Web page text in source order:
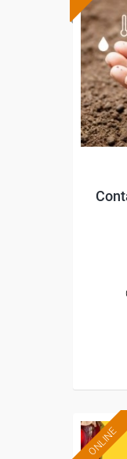
-
ONLINE